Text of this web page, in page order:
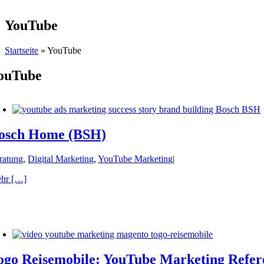
YouTube
Startseite » YouTube
Home (BSH)
,Digital Marketing,YouTube Marketing|
[…]
Reisemobile: YouTube Marketing